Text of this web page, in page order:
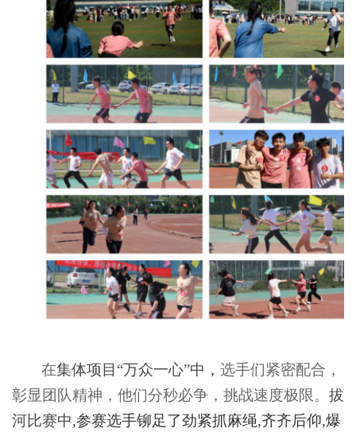
在集体项目 “万众一心”中 ，选手们紧密配合，
彰显团队精神，他们分秒必争，挑战速度极限。 拔
河比赛中,参赛选手铆足了劲紧抓麻绳,齐齐后仰,爆